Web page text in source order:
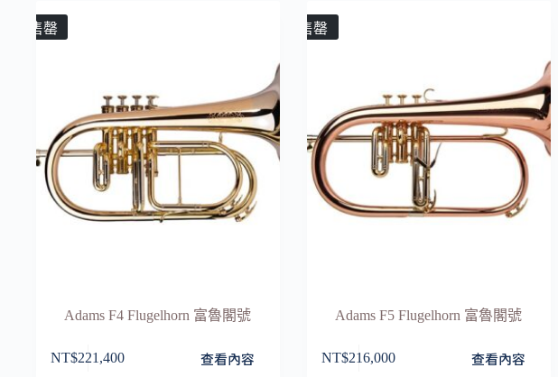
售罄
Adams F4 Flugelhorn 富魯閣號
NT$221,400 查看內容
售罄
Adams F5 Flugelhorn 富魯閣號
NT$216,000 查看內容